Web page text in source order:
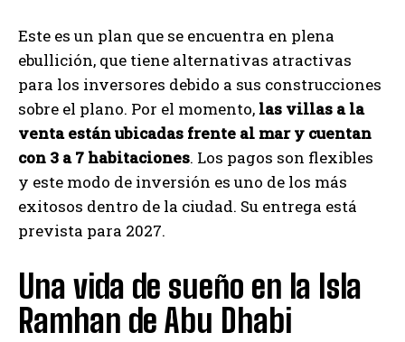
Este es un plan que se encuentra en plena
ebullición, que tiene alternativas atractivas
para los inversores debido a sus construcciones
sobre el plano. Por el momento, las villas a la
venta están ubicadas frente al mar y cuentan
con 3 a 7 habitaciones. Los pagos son flexibles
y este modo de inversión es uno de los más
exitosos dentro de la ciudad. Su entrega está
prevista para 2027.
Una vida de sueño en la Isla
Ramhan de Abu Dhabi